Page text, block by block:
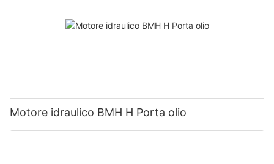
Motore idraulico BMH H Porta olio